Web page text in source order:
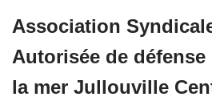
au
contenu
Association
Autorisée de défense
la mer Jullouville